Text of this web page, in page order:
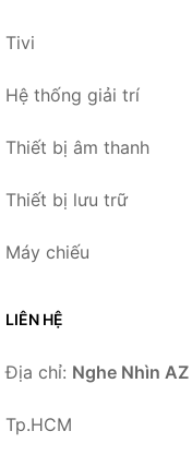
Tivi
Hệ thống giải trí
Thiết bị âm thanh
Thiết bị lưu trữ
Máy chiếu
LIÊN HỆ
Địa chỉ: Nghe Nhìn AZ
Tp.HCM